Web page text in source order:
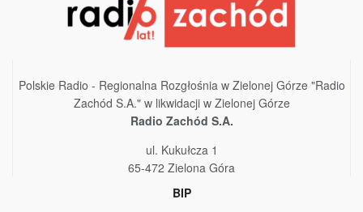
Polskie Radio - Regionalna Rozgłośnia w Zielonej Górze "Radio
Zachód S.A." w likwidacji w Zielonej Górze
Radio Zachód S.A.
ul. Kukułcza 1
65-472 Zielona Góra
BIP